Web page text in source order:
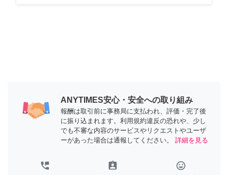
ANYTIMES安心・安全への取り組み
報酬は取引前に事務局に支払われ、評価・完了後
に振り込まれます。利用規約違反の恐れや、少し
でも不審な内容のサービスやリクエストやユーザ
ーがあった場合は通報してください。
詳細を見る
perm_phone_msg assignment_ind tag_faces